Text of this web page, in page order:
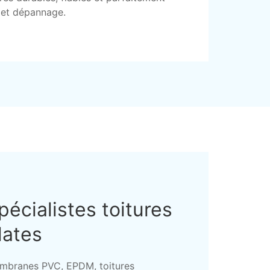
dépannage.
toitures
PVC, EPDM, toitures